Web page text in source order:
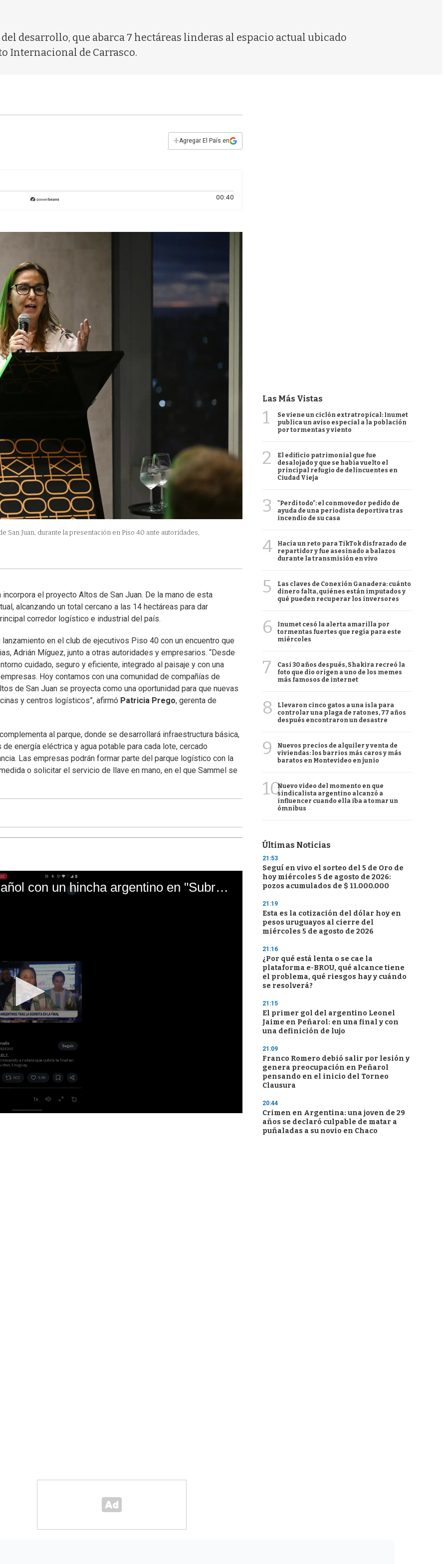
desarrollo, que abarca 7 hectáreas linderas al espacio actual ubicado
Internacional de Carrasco.
+Agregar El País en
00:40Duración: 40 segundos
San Juan, durante la presentación en Piso 40 ante autoridades,
el proyecto Altos de San Juan. De la mano de esta
alcanzando un total cercano a las 14 hectáreas para dar
corredor logístico e industrial del país.
en el club de ejecutivos Piso 40 con un encuentro que
Adrián Míguez, junto a otras autoridades y empresarios. “Desde
cuidado, seguro y eficiente, integrado al paisaje y con una
Hoy contamos con una comunidad de compañías de
de San Juan se proyecta como una oportunidad para que nuevas
y centros logísticos”, afirmó Patricia Prego, gerenta de
al parque, donde se desarrollará infraestructura básica,
energía eléctrica y agua potable para cada lote, cercado
Las empresas podrán formar parte del parque logístico con la
o solicitar el servicio de llave en mano, en el que Sammel se
El mal momento de Yanina Gasañol con un hincha argentino en "Subrayado"
Las Más Vistas
1
Se viene un ciclón extratropical: Inumet
publica un aviso especial a la población
por tormentas y viento
2
El edificio patrimonial que fue
desalojado y que se había vuelto el
principal refugio de delincuentes en
Ciudad Vieja
3
"Perdí todo": el conmovedor pedido de
ayuda de una periodista deportiva tras
incendio de su casa
4
Hacía un reto para TikTok disfrazado de
repartidor y fue asesinado a balazos
durante la transmisión en vivo
5
Las claves de Conexión Ganadera: cuánto
dinero falta, quiénes están imputados y
qué pueden recuperar los inversores
6
Inumet cesó la alerta amarilla por
tormentas fuertes que regía para este
miércoles
7
Casi 30 años después, Shakira recreó la
foto que dio origen a uno de los memes
más famosos de internet
8
Llevaron cinco gatos a una isla para
controlar una plaga de ratones, 77 años
después encontraron un desastre
9
Nuevos precios de alquiler y venta de
viviendas: los barrios más caros y más
baratos en Montevideo en junio
10Nuevo video del momento en que
sindicalista argentino alcanzó a
influencer cuando ella iba a tomar un
ómnibus
Últimas Noticias
21:53
Seguí en vivo el sorteo del 5 de Oro de
hoy miércoles 5 de agosto de 2026:
pozos acumulados de $ 11.000.000
21:19
Esta es la cotización del dólar hoy en
pesos uruguayos al cierre del
miércoles 5 de agosto de 2026
21:16
¿Por qué está lenta o se cae la
plataforma e-BROU, qué alcance tiene
el problema, qué riesgos hay y cuándo
se resolverá?
21:15
El primer gol del argentino Leonel
Jaime en Peñarol: en una final y con
una definición de lujo
21:09
Franco Romero debió salir por lesión y
genera preocupación en Peñarol
pensando en el inicio del Torneo
Clausura
20:44
Crimen en Argentina: una joven de 29
años se declaró culpable de matar a
puñaladas a su novio en Chaco